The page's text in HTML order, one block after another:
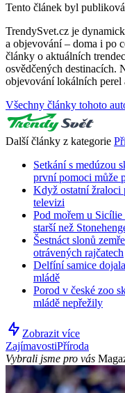
Tento článek byl
TrendySvet.cz je
a objevování – doma i po
články o aktuálních
osvědčených destinacích.
objevování lokálních perel
Všechny články tohoto
Další články z kategorie
Setkání s medúzou
první pomoci může
Když ostatní žraloci
televizi
Pod mořem u
starší než
Šestnáct slonů
otrávených rajčatech
Delfíní samice
mládě
Porod v české zoo
mládě nepřežily
Zobrazit více
ZajímavostiPříroda
Vybrali jsme pro vás